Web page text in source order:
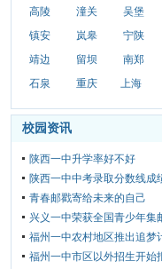
高陵
潼关 吴堡
镇安
岚皋 宁陕
靖边
留坝 南郑
石泉
重庆 上海
校园资讯
陕西一中升学率好不好
陕西一中中考录取分数线成
青春邮戳寄给未来的自己
兴义一中荣获全国青少年集
福州一中农村地区推出追梦
福州一中市区以外招生开始